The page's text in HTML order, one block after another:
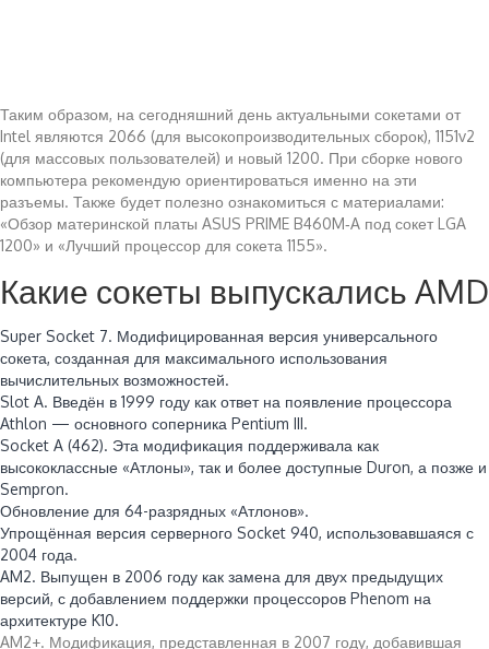
Таким образом, на сегодняшний день актуальными сокетами от
Intel являются 2066 (для высокопроизводительных сборок), 1151v2
(для массовых пользователей) и новый 1200. При сборке нового
компьютера рекомендую ориентироваться именно на эти
разъемы. Также будет полезно ознакомиться с материалами:
«Обзор материнской платы ASUS PRIME B460M‑A под сокет LGA
1200» и «Лучший процессор для сокета 1155».
Какие сокеты выпускались AMD
Super Socket 7. Модифицированная версия универсального
сокета, созданная для максимального использования
вычислительных возможностей.
Slot A. Введён в 1999 году как ответ на появление процессора
Athlon — основного соперника Pentium III.
Socket A (462). Эта модификация поддерживала как
высококлассные «Атлоны», так и более доступные Duron, а позже и
Sempron.
Обновление для 64-разрядных «Атлонов».
Упрощённая версия серверного Socket 940, использовавшаяся с
2004 года.
AM2. Выпущен в 2006 году как замена для двух предыдущих
версий, с добавлением поддержки процессоров Phenom на
архитектуре K10.
AM2+. Модификация, представленная в 2007 году, добавившая